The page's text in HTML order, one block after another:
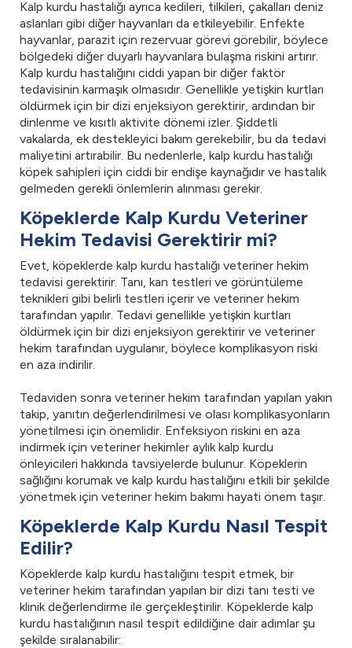
Kalp kurdu hastalığı ayrıca kedileri, tilkileri, çakalları deniz
aslanları gibi diğer hayvanları da etkileyebilir. Enfekte
hayvanlar, parazit için rezervuar görevi görebilir, böylece
bölgedeki diğer duyarlı hayvanlara bulaşma riskini artırır.
Kalp kurdu hastalığını ciddi yapan bir diğer faktör
tedavisinin karmaşık olmasıdır. Genellikle yetişkin kurtları
öldürmek için bir dizi enjeksiyon gerektirir, ardından bir
dinlenme ve kısıtlı aktivite dönemi izler. Şiddetli
vakalarda, ek destekleyici bakım gerekebilir, bu da tedavi
maliyetini artırabilir. Bu nedenlerle, kalp kurdu hastalığı
köpek sahipleri için ciddi bir endişe kaynağıdır ve hastalık
gelmeden gerekli önlemlerin alınması gerekir.
Köpeklerde Kalp Kurdu Veteriner
Hekim Tedavisi Gerektirir mi?
Evet, köpeklerde kalp kurdu hastalığı veteriner hekim
tedavisi gerektirir. Tanı, kan testleri ve görüntüleme
teknikleri gibi belirli testleri içerir ve veteriner hekim
tarafından yapılır. Tedavi genellikle yetişkin kurtları
öldürmek için bir dizi enjeksiyon gerektirir ve veteriner
hekim tarafından uygulanır, böylece komplikasyon riski
en aza indirilir.
Tedaviden sonra veteriner hekim tarafından yapılan yakın
takip, yanıtın değerlendirilmesi ve olası komplikasyonların
yönetilmesi için önemlidir. Enfeksiyon riskini en aza
indirmek için veteriner hekimler aylık kalp kurdu
önleyicileri hakkında tavsiyelerde bulunur. Köpeklerin
sağlığını korumak ve kalp kurdu hastalığını etkili bir şekilde
yönetmek için veteriner hekim bakımı hayati önem taşır.
Köpeklerde Kalp Kurdu Nasıl Tespit
Edilir?
Köpeklerde kalp kurdu hastalığını tespit etmek, bir
veteriner hekim tarafından yapılan bir dizi tanı testi ve
klinik değerlendirme ile gerçekleştirilir. Köpeklerde kalp
kurdu hastalığının nasıl tespit edildiğine dair adımlar şu
şekilde sıralanabilir: